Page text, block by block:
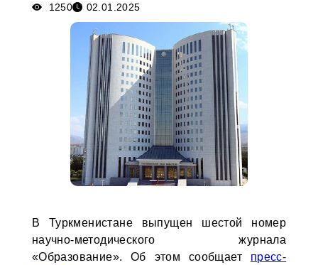
1250 02.01.2025
В Туркменистане выпущен шестой номер
научно-методического журнала
«Образование». Об этом сообщает пресс-